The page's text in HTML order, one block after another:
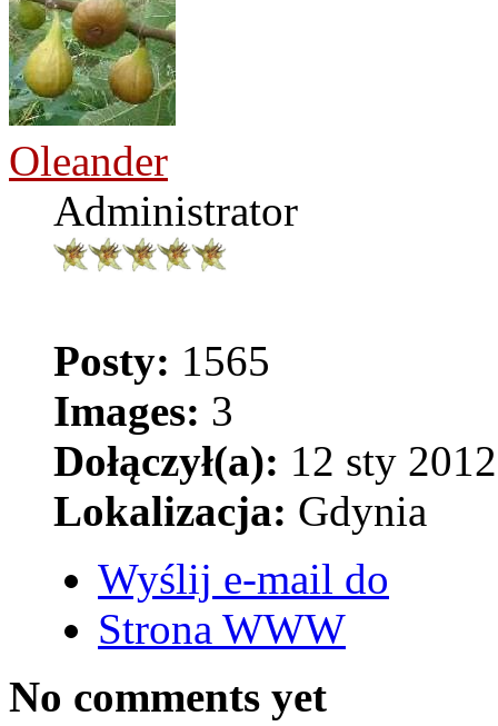
Oleander
Administrator
Posty: 1565
Images: 3
Dołączył(a): 12 sty
Lokalizacja: Gdynia
Wyślij e-mail do
Strona WWW
No comments yet